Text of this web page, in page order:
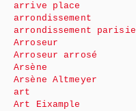
arrive place
arrondissement
arrondissement
Arroseur
Arroseur arrosé
Arsène
Arsène Altmeyer
art
Art Eixample